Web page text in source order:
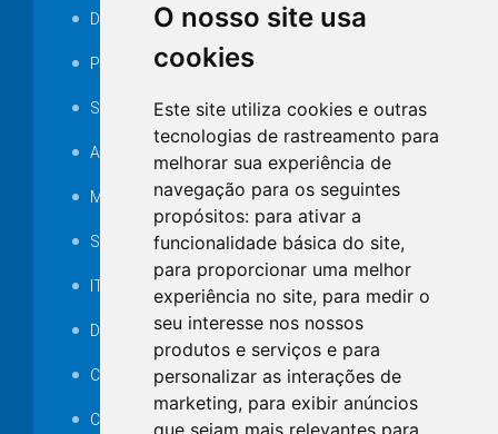
O nosso site usa
cookies
Este site utiliza cookies e outras
tecnologias de rastreamento para
melhorar sua experiência de
navegação para os seguintes
propósitos: para ativar a
funcionalidade básica do site,
para proporcionar uma melhor
experiência no site, para medir o
seu interesse nos nossos
produtos e serviços e para
personalizar as interações de
marketing, para exibir anúncios
que sejam mais relevantes para
Decretos
Portarias
SAMAE
Audiência pública
MANUTENÇÃO DE ILUMINAÇÃO PÚBLICA
Serviços Técnicos TI
ITR
Desapropriações
Catalogo Eletrônico de Padronização
Consórcios Municipais